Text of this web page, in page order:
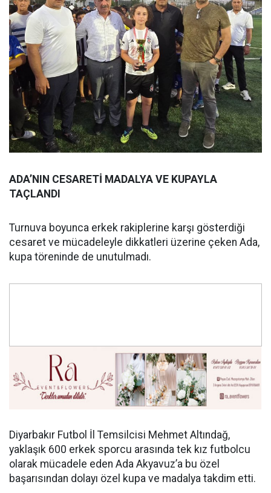
ADA’NIN CESARETİ MADALYA VE KUPAYLA
TAÇLANDI
Turnuva boyunca erkek rakiplerine karşı gösterdiği
cesaret ve mücadeleyle dikkatleri üzerine çeken Ada,
kupa töreninde de unutulmadı.
Diyarbakır Futbol İl Temsilcisi Mehmet Altındağ,
yaklaşık 600 erkek sporcu arasında tek kız futbolcu
olarak mücadele eden Ada Akyavuz’a bu özel
başarısından dolayı özel kupa ve madalya takdim etti.